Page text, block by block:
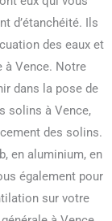
d’étanchéité. Ils
des eaux et
à Vence. Notre
dans la pose de
solins à Vence,
des solins.
en aluminium, en
également pour
sur votre